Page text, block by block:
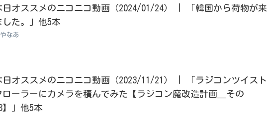
日オススメのニコニコ動画（2024/01/24） | 「韓国から荷物が来
した。」他5本
なあ
日オススメのニコニコ動画（2023/11/21） | 「ラジコンツイスト
ローラーにカメラを積んでみた【ラジコン魔改造計画＿その
】」他5本